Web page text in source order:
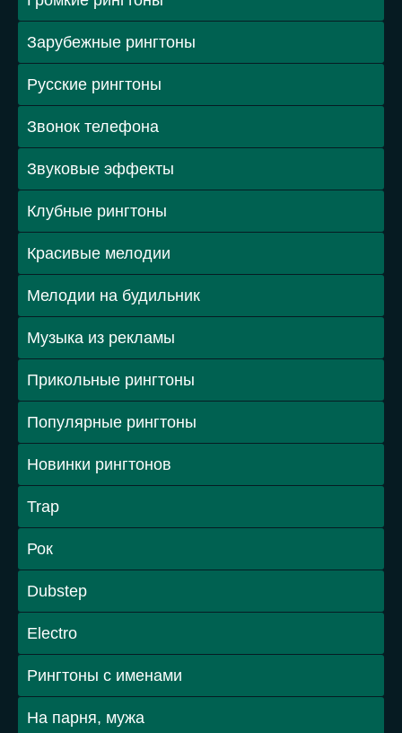
Зарубежные рингтоны
Русские рингтоны
Звонок телефона
Звуковые эффекты
Клубные рингтоны
Красивые мелодии
Мелодии на будильник
Музыка из рекламы
Прикольные рингтоны
Популярные рингтоны
Новинки рингтонов
Trap
Рок
Dubstep
Electro
Рингтоны с именами
На парня, мужа